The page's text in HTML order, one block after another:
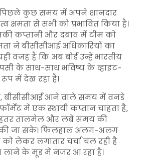
पिछले कुछ समय में अपने शानदार
क्षमता से सभी को प्रभावित किया है।
कप्तानी और दबाव में टीम को
ने बीसीसीआई अधिकारियों का
वजह है कि अब बोर्ड उन्हें भारतीय
के साथ-साथ भविष्य के व्हाइट-
में देख रहा है।
बीसीसीआई आने वाले समय में वनडे
में एक स्थायी कप्तान चाहता है,
तालमेल और लंबे समय की
की जा सके। फिलहाल अलग-अलग
लेकर लगातार चर्चा चल रही है
लाने के मूड में नजर आ रहा है।